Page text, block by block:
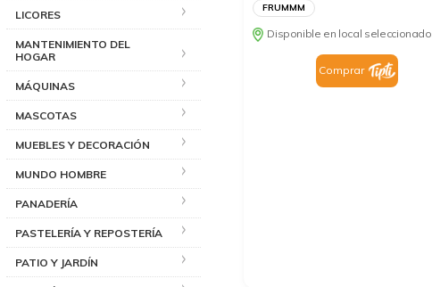
LICORES
MANTENIMIENTO DEL
HOGAR
MÁQUINAS
MASCOTAS
MUEBLES Y DECORACIÓN
MUNDO HOMBRE
PANADERÍA
PASTELERÍA Y REPOSTERÍA
PATIO Y JARDÍN
FRUMMM
Disponible en local seleccionado
Comprar